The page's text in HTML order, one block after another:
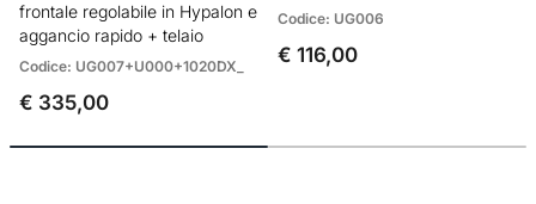
frontale regolabile in Hypalon e
aggancio rapido + telaio
Codice: UG007+U000+1020DX_
€ 335,00
Codice: UG006
€ 116,00